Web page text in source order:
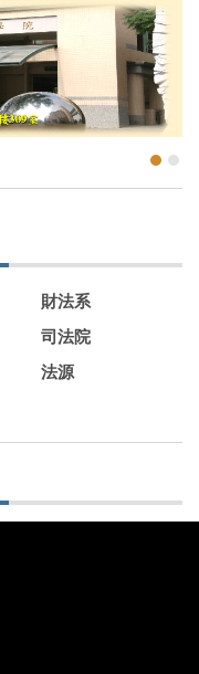
財法系
司法院
法源